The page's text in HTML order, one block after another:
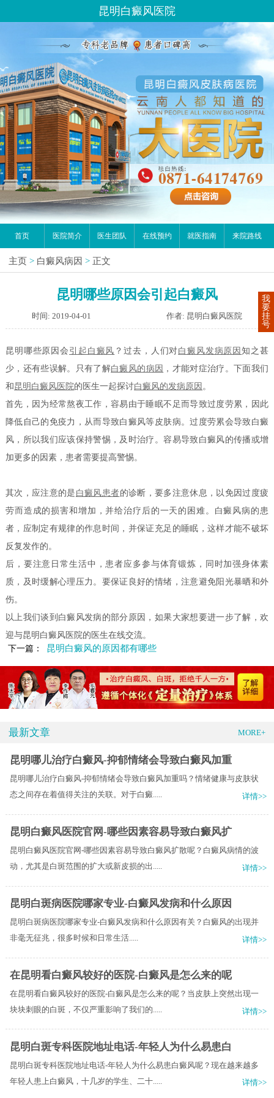
昆明白癜风医院
首页 医院简介 医生团队 在线预约 就医指南 来院路线
主页 > 白癜风病因 > 正文
昆明哪些原因会引起白癜风
时间: 2019-04-01 作者: 昆明白癜风医院
昆明哪些原因会 引起白癜风 ？过去，人们对白癜风发病原因知之甚
少，还有些误解。只有了解白癜风的病因 ，才能对症治疗。下面我们
和 昆明白癜风医院的医生一起探讨白癜风的发病原因 。
首先，因为经常熬夜工作，容易由于睡眠不足而导致过度劳累，因此
降低自己的免疫力，从而导致白癜风等皮肤病。过度劳累会导致白癜
风，所以我们应该保持警惕，及时治疗。容易导致白癜风的传播或增
加更多的因素，患者需要提高警惕。
其次，应注意的是 白癜风患者的诊断，要多注意休息，以免因过度疲
劳而造成的损害和增加，并给治疗后的一天的困难。白癜风病的患
者，应制定有规律的作息时间，并保证充足的睡眠，这样才能不破坏
反复发作的。
后，要注意日常生活中，患者应多参与体育锻炼，同时加强身体素
质，及时缓解心理压力。要保证良好的情绪，注意避免阳光暴晒和外
伤。
以上我们谈到白癜风发病的部分原因，如果大家想要进一步了解，欢
迎与昆明白癜风医院的医生在线交流。
下一篇：
昆明白癜风的原因都有哪些
最新文章 MORE+
昆明哪儿治疗白癜风-抑郁情绪会导致白癜风加重
昆明哪儿治疗白癜风-抑郁情绪会导致白癜风加重吗？情绪健康与皮肤状
态之间存在着值得关注的关联。对于白癜.....
详情>>
昆明白癜风医院官网-哪些因素容易导致白癜风扩
昆明白癜风医院官网-哪些因素容易导致白癜风扩散呢？白癜风病情的波
动，尤其是白斑范围的扩大或新皮损的出.....
详情>>
昆明白斑病医院哪家专业-白癜风发病和什么原因
昆明白斑病医院哪家专业-白癜风发病和什么原因有关？​白癜风的出现并
非毫无征兆，很多时候和日常生活.....
详情>>
在昆明看白癜风较好的医院-白癜风是怎么来的呢
在昆明看白癜风较好的医院-白癜风是怎么来的呢？当皮肤上突然出现一
块块刺眼的白斑，不仅严重影响了我们的.....
详情>>
昆明白斑专科医院地址电话-年轻人为什么易患白
昆明白斑专科医院地址电话-年轻人为什么易患白癜风呢？现在越来越多
年轻人患上白癜风，十几岁的学生、二十.....
详情>>
我
要
挂
号